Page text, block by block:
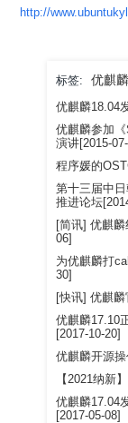
http://
标签: 优麒麟
优麒麟18.04
优麒麟参加
演讲[2015-07-
程序媛的
第十三届中
推进论坛
[简讯] 优麒
06]
为优麒麟打
30]
[快讯] 优麒
优麒麟17.10
[2017-10-20]
优麒麟开源
【2021纳新
优麒麟17.04
[2017-05-08]